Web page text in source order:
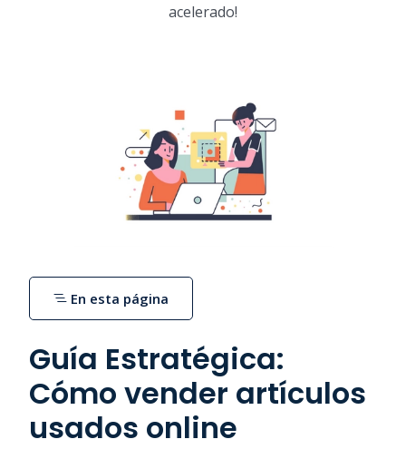
acelerado!
Guía Estratégica:
Cómo vender artículos
usados online
En esta página